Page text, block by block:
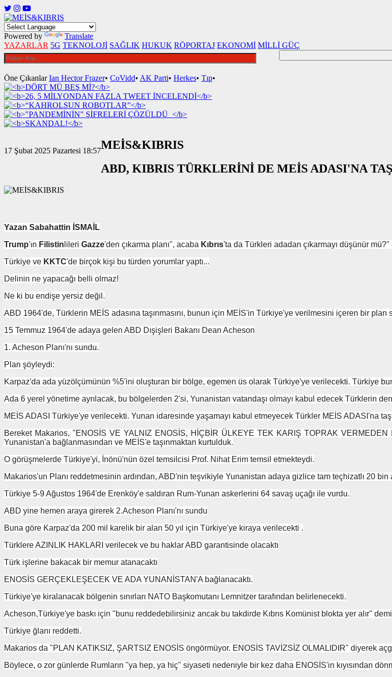
Powered by
Translate
YAZARLAR 5G TEKNOLOJİ SAĞLIK HUKUK RÖPORTAJ EKONOMİ MİLLİ GÜÇ
Öne Çıkanlar Ian Hector Frazer• CoVidd• AK Parti• Herkes• Tıp•
17 Şubat 2025 Pazartesi 18:57MEİS&KIBRIS
ABD, KIBRIS TÜRKLERİNİ DE MEİS ADASI'NA
Yazan Sabahattin İSMAİL
Trump'ın Filistin lileri Gazze'den çıkarma planı", acaba Kıbrıs'ta da Türkleri adadan çıkarmayı düşünür mü?"
Türkiye ve KKTC'de birçok kişi bu türden yorumlar yaptı...
Delinin ne yapacağı belli olmaz!
Ne ki bu endişe yersiz değil.
ABD 1964'de, Türklerin MEİS adasına taşınmasını, bunun için MEİS'in Türkiye'ye verilmesini içeren bir plan
15 Temmuz 1964'de adaya gelen ABD Dışişleri Bakanı Dean Acheson
1. Acheson Planı'nı sundu.
Plan şöyleydi:
Karpaz'da ada yüzölçümünün %5'ini oluşturan bir bölge, egemen üs olarak Türkiye'ye verilecekti. Türkiye
Ada 6 yerel yönetime ayrılacak, bu bölgelerden 2'si, Yunanistan vatandaşı olmayı kabul edecek Türklerin
MEİS ADASI Türkiye'ye verilecekti. Yunan idaresinde yaşamayı kabul etmeyecek Türkler MEİS ADASI'na
Bereket Makarios, "ENOSİS VE YALNIZ ENOSİS, HİÇBİR ÜLKEYE TEK KARIŞ TOPRAK
Yunanistan'a bağlanmasından ve MEİS'e taşınmaktan kurtulduk.
O görüşmelerde Türkiye'yi, İnönü'nün özel temsilcisi Prof. Nihat Erim temsil etmekteydi.
Makarios'un Planı reddetmesinin ardından, ABD'nin teşvikiyle Yunanistan adaya gizlice tam teçhizatlı 20 bin
Türkiye 5-9 Ağustos 1964'de Erenköy'e saldıran Rum-Yunan askerlerini 64 savaş uçağı ile vurdu.
ABD yine hemen araya girerek 2.Acheson Planı'nı sundu
Buna göre Karpaz'da 200 mil karelik bir alan 50 yıl için Türkiye'ye kiraya verilecekti .
Türklere AZINLIK HAKLARI verilecek ve bu haklar ABD garantisinde olacaktı
Türk işlerine bakacak bir memur atanacaktı
ENOSİS GERÇEKLEŞECEK VE ADA YUNANİSTAN'A bağlanacaktı.
Türkiye'ye kiralanacak bölgenin sınırları NATO Başkomutanı Lemnitzer tarafından belirlenecekti.
Acheson,Türkiye'ye baskı için "bunu reddedebilirsiniz ancak bu takdirde Kıbrıs Komünist blokta yer alır"
Türkiye ğlanı reddetti.
Makarios da "PLAN KATIKSIZ, ŞARTSIZ ENOSİS öngörmüyor. ENOSİS TAVİZSİZ OLMALIDIR" diyerek
Böylece, o zor günlerde Rumların "ya hep, ya hiç" siyaseti nedeniyle bir kez daha ENOSİS'in kıyısından